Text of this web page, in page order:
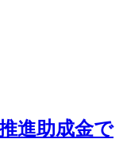
進助成金で